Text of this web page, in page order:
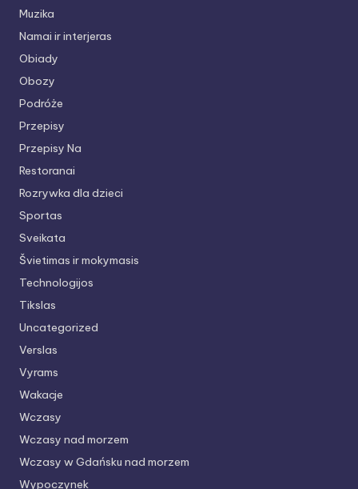
Muzika
Namai ir interjeras
Obiady
Obozy
Podróże
Przepisy
Przepisy Na
Restoranai
Rozrywka dla dzieci
Sportas
Sveikata
Švietimas ir mokymasis
Technologijos
Tikslas
Uncategorized
Verslas
Vyrams
Wakacje
Wczasy
Wczasy nad morzem
Wczasy w Gdańsku nad morzem
Wypoczynek